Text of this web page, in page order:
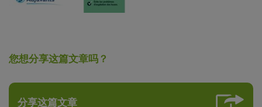
您想分享这篇文章吗？
分享这篇文章